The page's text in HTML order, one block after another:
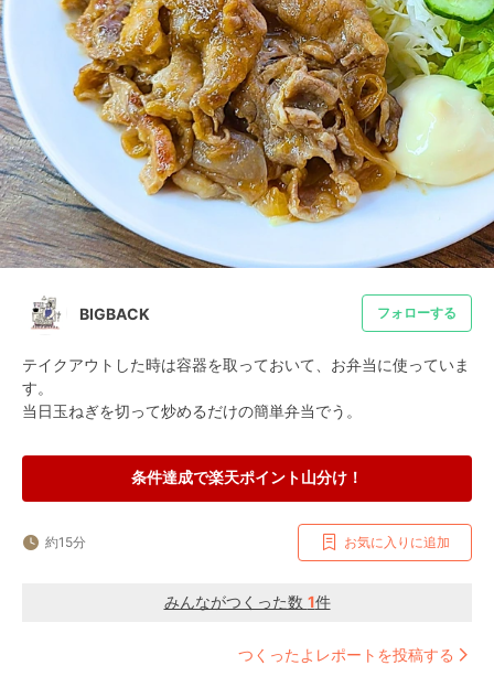
BIGBACK フォローする
テイクアウトした時は容器を取っておいて、お弁当に使っていま
す。
当日玉ねぎを切って炒めるだけの簡単弁当でう。
条件達成で楽天ポイント山分け！
約15分 お気に入りに追加
みんながつくった数 1件
つくったよレポートを投稿する